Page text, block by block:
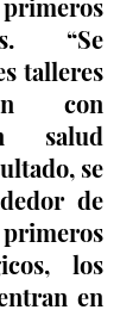
“Se
talleres
con
salud
se
de
los
en